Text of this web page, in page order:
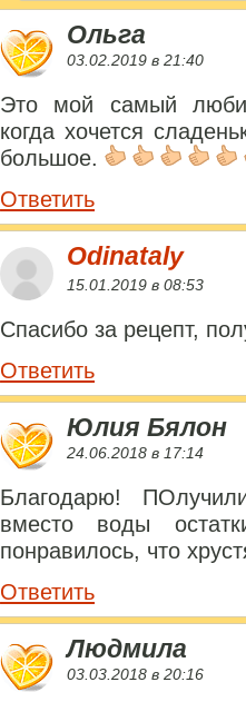
Ольга
03.02.2019 в 21:40
Это мой самый
когда хочется
большое.
Ответить
Odinataly
15.01.2019 в 08:53
Спасибо за рецепт,
Ответить
Юлия Бялон
24.06.2018 в 17:14
Благодарю!
вместо воды
понравилось, что
Ответить
Людмила
03.03.2018 в 20:16